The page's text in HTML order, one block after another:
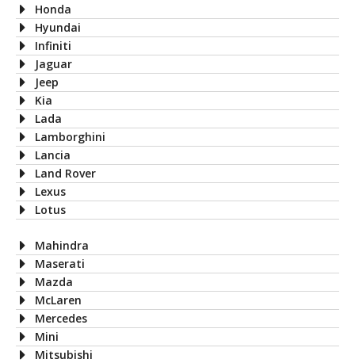
Honda
Hyundai
Infiniti
Jaguar
Jeep
Kia
Lada
Lamborghini
Lancia
Land Rover
Lexus
Lotus
Mahindra
Maserati
Mazda
McLaren
Mercedes
Mini
Mitsubishi